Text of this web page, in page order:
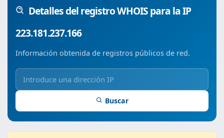
Detalles del registro WHOIS para la IP
223.181.237.166
Información obtenida de registros públicos de red.
Buscar